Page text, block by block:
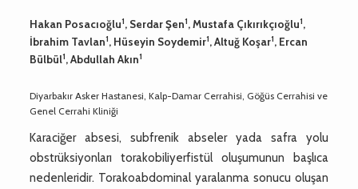
Hakan Posacıoğlu1, Serdar Şen1, Mustafa Çıkırıkçıoğlu1,
İbrahim Tavlan1, Hüseyin Soydemir1, Altuğ Koşar1, Ercan
Bülbül1, Abdullah Akın1
Diyarbakır Asker Hastanesi, Kalp-Damar Cerrahisi, Göğüs Cerrahisi ve
Genel Cerrahi Kliniği
Karaciğer absesi, subfrenik abseler yada safra yolu
obstrüksiyonları torakobiliyerfistül oluşumunun başlıca
nedenleridir. Torakoabdominal yaralanma sonucu oluşan